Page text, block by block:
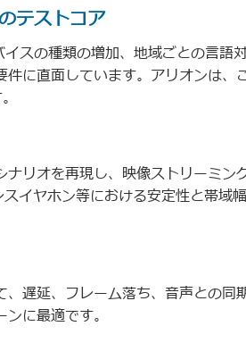
テストコア
スの種類の増加、地域ごとの言語
に直面しています。アリオンは、
リオを再現し、映像ストリーミン
イヤホン等における安定性と帯域
遅延、フレーム落ち、音声との同
に最適です。